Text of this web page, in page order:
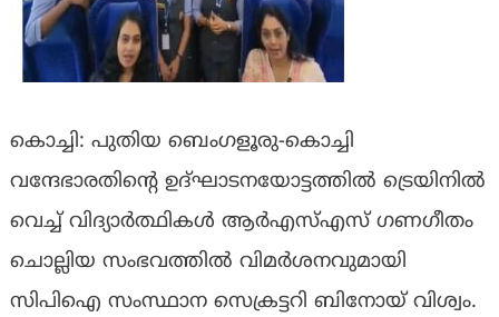
കൊച്ചി: പുതിയ ബെംഗളൂരു-കൊച്ചി
വന്ദേഭാരതിന്റെ ഉദ്ഘാടനയോട്ടത്തില്‍ ട്രെയിനില്‍
വെച്ച് വിദ്യാര്‍ത്ഥികള്‍ ആര്‍എസ്എസ് ഗണഗീതം
ചൊല്ലിയ സംഭവത്തില്‍ വിമര്‍ശനവുമായി
സിപിഐ സംസ്ഥാന സെക്രട്ടറി ബിനോയ് വിശ്വം.